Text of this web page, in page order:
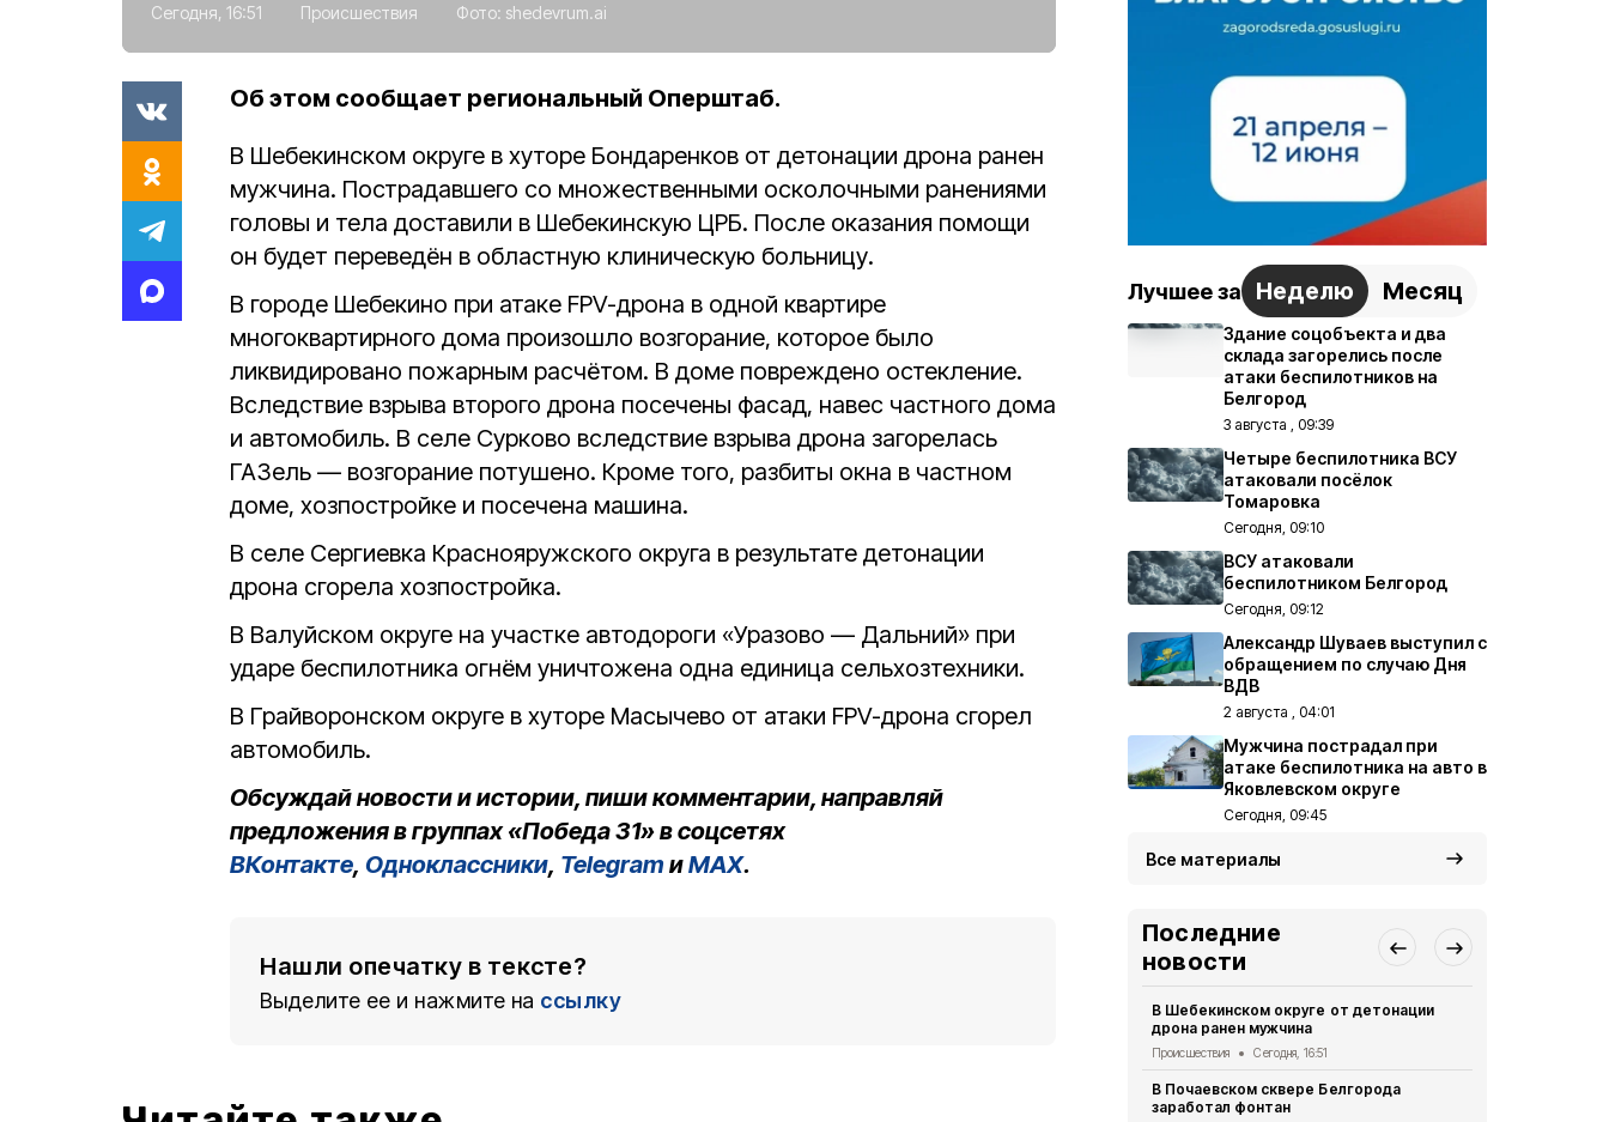
Сегодня, 16:51 Происшествия Фото: shedevrum.ai
Об этом сообщает региональный Оперштаб.
В Шебекинском округе в хуторе Бондаренков от детонации дрона ранен
мужчина. Пострадавшего со множественными осколочными ранениями
головы и тела доставили в Шебекинскую ЦРБ. После оказания помощи
он будет переведён в областную клиническую больницу.
В городе Шебекино при атаке FPV-дрона в одной квартире
многоквартирного дома произошло возгорание, которое было
ликвидировано пожарным расчётом. В доме повреждено остекление.
Вследствие взрыва второго дрона посечены фасад, навес частного дома
и автомобиль. В селе Сурково вследствие взрыва дрона загорелась
ГАЗель — возгорание потушено. Кроме того, разбиты окна в частном
доме, хозпостройке и посечена машина.
В селе Сергиевка Краснояружского округа в результате детонации
дрона сгорела хозпостройка.
В Валуйском округе на участке автодороги «Уразово — Дальний» при
ударе беспилотника огнём уничтожена одна единица сельхозтехники.
В Грайворонском округе в хуторе Масычево от атаки FPV-дрона сгорел
автомобиль.
Обсуждай новости и истории, пиши комментарии, направляй
предложения в группах «Победа 31» в соцсетях
ВКонтакте, Одноклассники, Telegram иMAX.
Нашли опечатку в тексте?
Выделите ее и нажмите на ссылку
Лучшее за Неделю Месяц
Здание соцобъекта и два
склада загорелись после
атаки беспилотников на
Белгород
3 августа , 09:39
Четыре беспилотника ВСУ
атаковали посёлок
Томаровка
Сегодня, 09:10
ВСУ атаковали
беспилотником Белгород
Сегодня, 09:12
Александр Шуваев выступил с
обращением по случаю Дня
ВДВ
2 августа , 04:01
Мужчина пострадал при
атаке беспилотника на авто в
Яковлевском округе
Сегодня, 09:45
Все материалы
Последние
новости
В Шебекинском округе от детонации
дрона ранен мужчина
Происшествия Сегодня, 16:51
В Почаевском сквере Белгорода
заработал фонтан